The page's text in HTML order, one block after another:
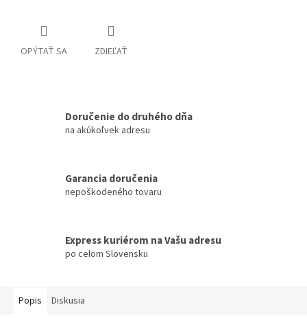
OPÝTAŤ SA ZDIEĽAŤ
Doručenie do druhého dňa
na akúkoľvek adresu
Garancia doručenia
nepoškodeného tovaru
Express kuriérom na Vašu adresu
po celom Slovensku
Popis Diskusia